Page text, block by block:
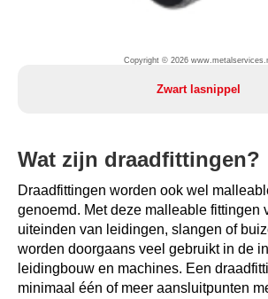
Copyright © 2026
Zwart lasnippel
Wat zijn draadfittingen?
Draadfittingen worden ook wel
genoemd. Met deze malleable fittingen
uiteinden van leidingen, slangen of
worden doorgaans veel gebruikt in de
leidingbouw en machines. Een
minimaal één of meer aansluitpunten